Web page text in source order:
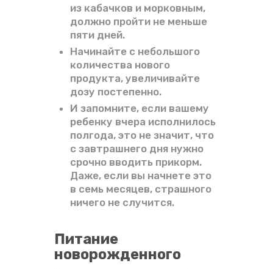
из кабачков и морковным,
должно пройти не меньше
пяти дней.
Начинайте с небольшого
количества нового
продукта, увеличивайте
дозу постепенно.
И запомните, если вашему
ребенку вчера исполнилось
полгода, это не значит, что
с завтрашнего дня нужно
срочно вводить прикорм.
Даже, если вы начнете это
в семь месяцев, страшного
ничего не случится.
Питание
новорожденного